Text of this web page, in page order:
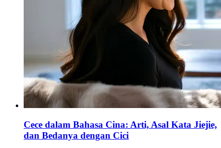
Cece dalam Bahasa Cina: Arti, Asal Kata Jiejie,
dan Bedanya dengan Cici